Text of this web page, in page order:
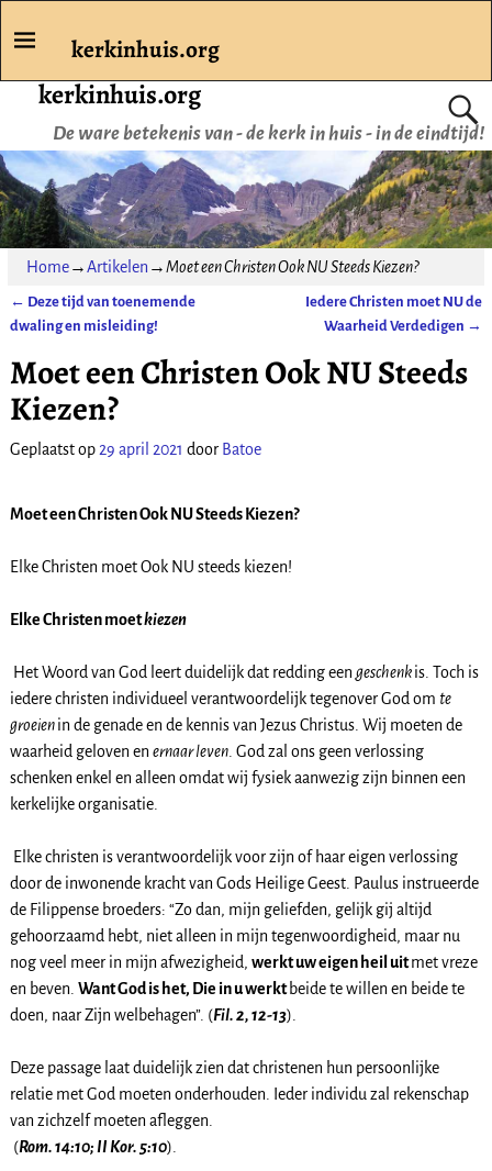
kerkinhuis.org
De ware betekenis van - de kerk in huis - in de eindtijd!
kerkinhuis.org
Home→Artikelen →Moet een Christen Ook NU Steeds Kiezen?
Bericht navigatie
← Deze tijd van toenemende
dwaling en misleiding!
Iedere Christen moet NU de
Waarheid Verdedigen →
Moet een Christen Ook NU Steeds
Kiezen?
Geplaatst op 29 april 2021 door Batoe
Moet een Christen Ook NU Steeds Kiezen?
Elke Christen moet Ook NU steeds kiezen!
Elke Christen moetkiezen
Het Woord van God leert duidelijk dat redding een geschenkis. Toch is
iedere christen individueel verantwoordelijk tegenover God om te
groeienin de genade en de kennis van Jezus Christus. Wij moeten de
waarheid geloven en ernaar leven. God zal ons geen verlossing
schenken enkel en alleen omdat wij fysiek aanwezig zijn binnen een
kerkelijke organisatie.
Elke christen is verantwoordelijk voor zijn of haar eigen verlossing
door de inwonende kracht van Gods Heilige Geest. Paulus instrueerde
de Filippense broeders: “Zo dan, mijn geliefden, gelijk gij altijd
gehoorzaamd hebt, niet alleen in mijn tegenwoordigheid, maar nu
nog veel meer in mijn afwezigheid, werkt uw eigen heil uitmet vreze
en beven. Want God is het, Die in u werktbeide te willen en beide te
doen, naar Zijn welbehagen”. (Fil. 2, 12-13).
Deze passage laat duidelijk zien dat christenen hun persoonlijke
relatie met God moeten onderhouden. Ieder individu zal rekenschap
van zichzelf moeten afleggen.
(Rom. 14:10; II Kor. 5:10).